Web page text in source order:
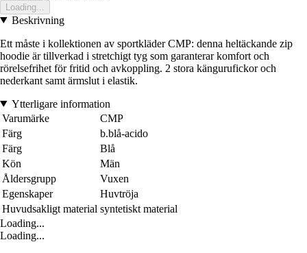
Loading...
Beskrivning
Ett måste i kollektionen av sportkläder CMP: denna heltäckande zip
hoodie är tillverkad i stretchigt tyg som garanterar komfort och
rörelsefrihet för fritid och avkoppling. 2 stora kängurufickor och
nederkant samt ärmslut i elastik.
Ytterligare information
Varumärke
CMP
Färg
b.blå-acido
Färg
Blå
Kön
Män
Åldersgrupp
Vuxen
Egenskaper
Huvtröja
Huvudsakligt material syntetiskt material
Loading...
Loading...